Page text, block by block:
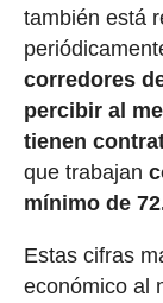
también está
corredores
percibir al
tienen
que trabajan
mínimo de
Estas cifras
económico al